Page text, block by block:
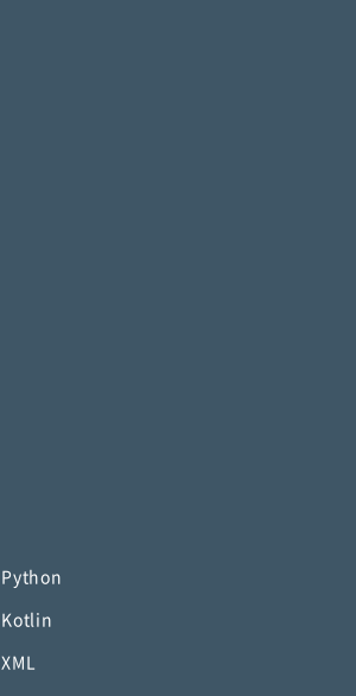
Python
Kotlin
XML